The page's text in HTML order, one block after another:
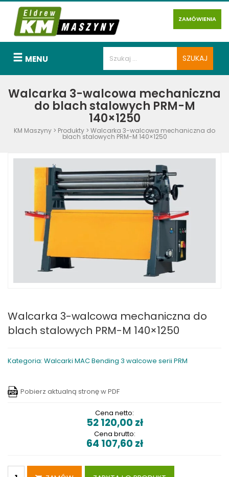
ZAMÓWIENIA
MENU
Walcarka 3-walcowa mechaniczna
do blach stalowych PRM-M
140×1250
KM Maszyny > Produkty > Walcarka 3-walcowa mechaniczna do
blach stalowych PRM-M 140×1250
Walcarka 3-walcowa mechaniczna do
blach stalowych PRM-M 140×1250
Kategoria: Walcarki MAC Bending 3 walcowe serii PRM
Pobierz aktualną stronę w PDF
Cena netto:
52 120,00 zł
Cena brutto:
64 107,60 zł